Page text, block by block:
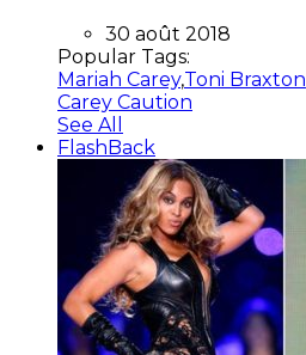
30 août 2018
Popular Tags:
Mariah Carey,Toni Braxton
Carey Caution
See All
FlashBack